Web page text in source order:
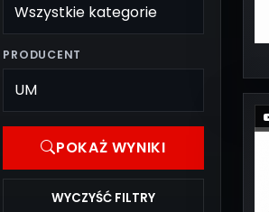
PRODUCENT
POKAŻ WYNIKI
WYCZYŚĆ FILTRY